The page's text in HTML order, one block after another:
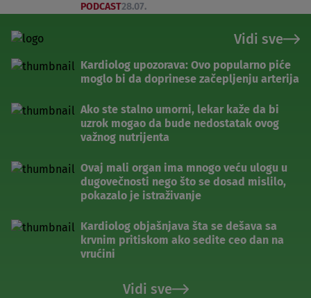
PODCAST28.07.
Vidi sve
Kardiolog upozorava: Ovo popularno piće
moglo bi da doprinese začepljenju arterija
Ako ste stalno umorni, lekar kaže da bi
uzrok mogao da bude nedostatak ovog
važnog nutrijenta
Ovaj mali organ ima mnogo veću ulogu u
dugovečnosti nego što se dosad mislilo,
pokazalo je istraživanje
Kardiolog objašnjava šta se dešava sa
krvnim pritiskom ako sedite ceo dan na
vrućini
Vidi sve